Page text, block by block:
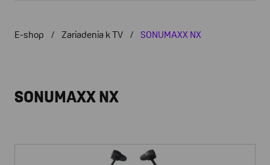
E-shop Zariadenia k TV SONUMAXX NX
SONUMAXX NX